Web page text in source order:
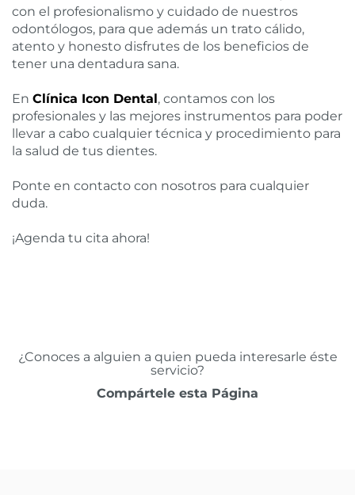
con el profesionalismo y cuidado de nuestros
odontólogos, para que además un trato cálido,
atento y honesto disfrutes de los beneficios de
tener una dentadura sana.
En Clínica Icon Dental, contamos con los
profesionales y las mejores instrumentos para poder
llevar a cabo cualquier técnica y procedimiento para
la salud de tus dientes.
Ponte en contacto con nosotros para cualquier
duda.
¡Agenda tu cita ahora!
¿Conoces a alguien a quien pueda interesarle éste
servicio?
Compártele esta Página